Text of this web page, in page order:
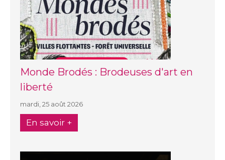
Monde Brodés : Brodeuses d'art en
liberté
mardi, 25 août 2026
En savoir +